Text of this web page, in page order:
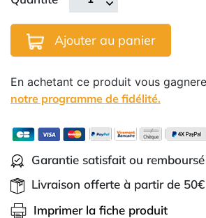
Ajouter au panier
En achetant ce produit vous
notre programme de fidélité.
Garantie satisfait ou remboursé
Livraison offerte à partir de
Imprimer la fiche produit